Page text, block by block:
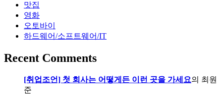
맛집
영화
오토바이
하드웨어/소프트웨어/IT
Recent Comments
[취업조언] 첫 회사는 어떻게든 이런 곳을 가세요의 최원
준